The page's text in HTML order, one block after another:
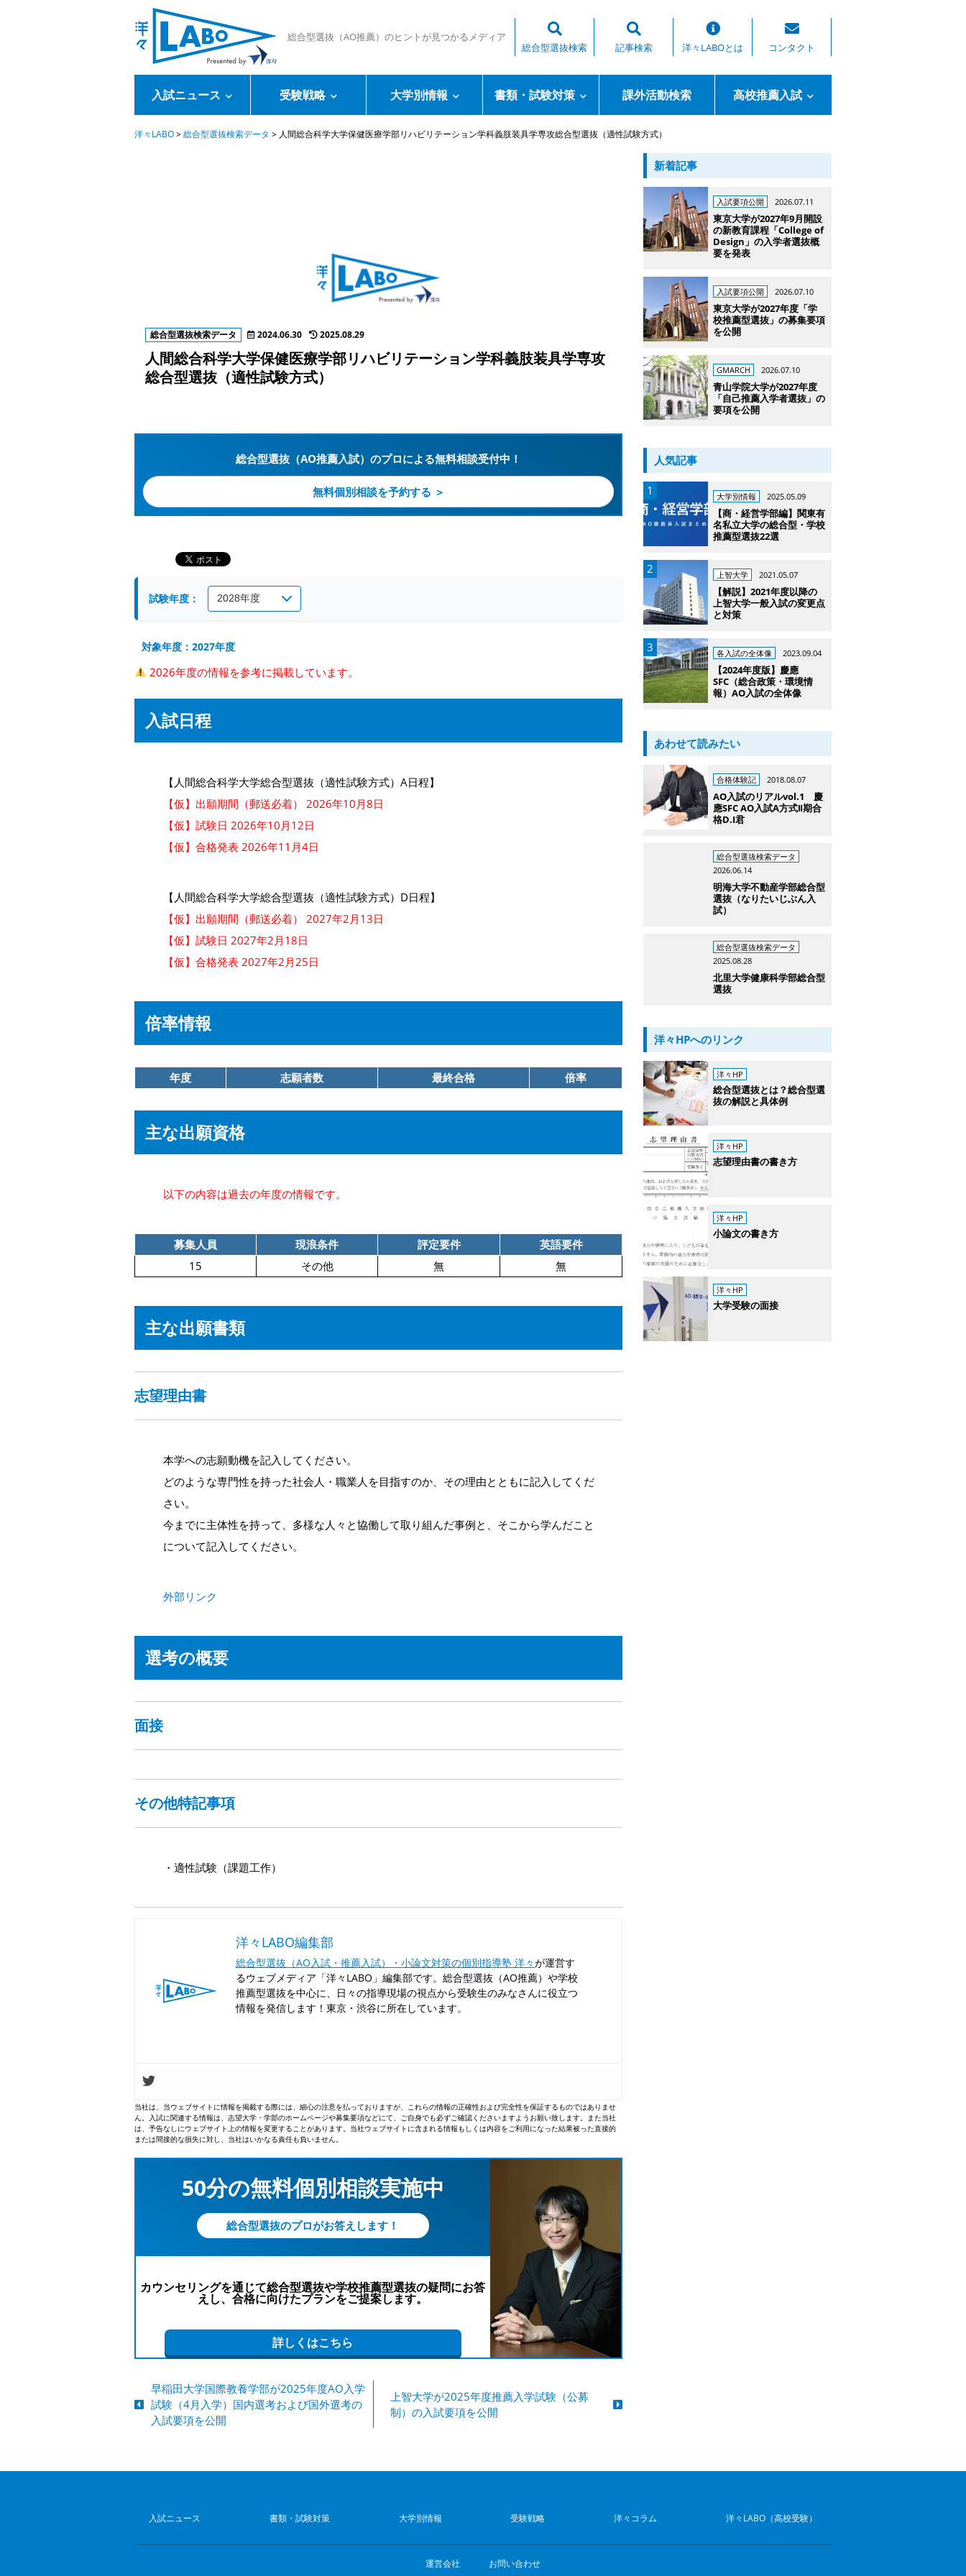
総合型選抜（AO推薦）のヒントが見つかるメディア
総合型選抜検索
記事検索 洋々LABOとは コンタクト
入試ニュース 受験戦略 大学別情報 書類・試験対策 課外活動検索 高校推薦入試
洋々LABO>総合型選抜検索データ > 人間総合科学大学保健医療学部リハビリテーション学科義肢装具学専攻総合型選抜（適性試験方式）
総合型選抜検索データ 2024.06.30 2025.08.29
人間総合科学大学保健医療学部リハビリテーション学科義肢装具学専攻
総合型選抜（適性試験方式）
総合型選抜（AO推薦入試）のプロによる無料相談受付中！
無料個別相談を予約する ＞
試験年度：
対象年度：2027年度
2026年度の情報を参考に掲載しています。
入試日程
【人間総合科学大学総合型選抜（適性試験方式）A日程】
【仮】出願期間（郵送必着） 2026年10月8日
【仮】試験日 2026年10月12日
【仮】合格発表 2026年11月4日
【人間総合科学大学総合型選抜（適性試験方式）D日程】
【仮】出願期間（郵送必着） 2027年2月13日
【仮】試験日 2027年2月18日
【仮】合格発表 2027年2月25日
倍率情報
年度 志願者数 最終合格 倍率
主な出願資格
以下の内容は過去の年度の情報です。
募集人員 現浪条件 評定要件
英語要件
15
その他 無 無
主な出願書類
志望理由書
本学への志願動機を記入してください。
どのような専門性を持った社会人・職業人を目指すのか、その理由とともに記入してくだ
さい。
今までに主体性を持って、多様な人々と協働して取り組んだ事例と、そこから学んだこと
について記入してください。
外部リンク
選考の概要
面接
その他特記事項
・適性試験（課題工作）
洋々LABO編集部
総合型選抜（AO入試・推薦入試）・小論文対策の個別指導塾 洋々が運営す
るウェブメディア「洋々LABO」編集部です。総合型選抜（AO推薦）や学校
推薦型選抜を中心に、日々の指導現場の視点から受験生のみなさんに役立つ
情報を発信します！東京・渋谷に所在しています。
当社は、当ウェブサイトに情報を掲載する際には、細心の注意を払っておりますが、これらの情報の正確性および完全性を保証するものではありませ
ん。入試に関連する情報は、志望大学・学部のホームページや募集要項などにて、ご自身でも必ずご確認くださいますようお願い致します。また当社
は、予告なしにウェブサイト上の情報を変更することがあります。当社ウェブサイトに含まれる情報もしくは内容をご利用になった結果被った直接的
または間接的な損失に対し、当社はいかなる責任も負いません。
50分の無料個別相談実施中
総合型選抜のプロがお答えします！
カウンセリングを通じて総合型選抜や学校推薦型選抜の疑問にお答
えし、合格に向けたプランをご提案します。
詳しくはこちら
早稲田大学国際教養学部が2025年度AO入学
試験（4月入学）国内選考および国外選考の
入試要項を公開
上智大学が2025年度推薦入学試験（公募
制）の入試要項を公開
新着記事
入試要項公開 2026.07.11
東京大学が2027年9月開設
の新教育課程「College of
Design」の入学者選抜概
要を発表
入試要項公開 2026.07.10
東京大学が2027年度「学
校推薦型選抜」の募集要項
を公開
GMARCH 2026.07.10
青山学院大学が2027年度
「自己推薦入学者選抜」の
要項を公開
人気記事
大学別情報 2025.05.09
【商・経営学部編】関東有
名私立大学の総合型・学校
推薦型選抜22選
上智大学 2021.05.07
【解説】2021年度以降の
上智大学一般入試の変更点
と対策
各入試の全体像 2023.09.04
【2024年度版】慶應
SFC（総合政策・環境情
報）AO入試の全体像
あわせて読みたい
合格体験記 2018.08.07
AO入試のリアルvol.1 慶
應SFC AO入試A方式Ⅱ期合
格D.I君
総合型選抜検索データ
2026.06.14
明海大学不動産学部総合型
選抜（なりたいじぶん入
試）
総合型選抜検索データ
2025.08.28
北里大学健康科学部総合型
選抜
洋々HPへのリンク
洋々HP
総合型選抜とは？総合型選
抜の解説と具体例
洋々HP
志望理由書の書き方
洋々HP
小論文の書き方
洋々HP
大学受験の面接
入試ニュース 書類・試験対策 大学別情報 受験戦略 洋々コラム 洋々LABO（高校受験）
運営会社 お問い合わせ